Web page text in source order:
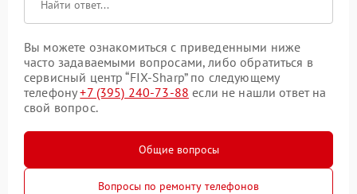
Вы можете ознакомиться с приведенными ниже
часто задаваемыми вопросами, либо обратиться в
сервисный центр “FIX-Sharp” по следующему
телефону+7 (395) 240-73-88 если не нашли ответ на
свой вопрос.
Общие вопросы
Вопросы по ремонту телефонов